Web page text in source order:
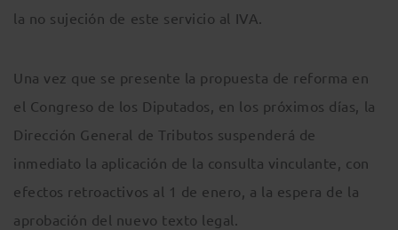
la no sujeción de este servicio al IVA.
Una vez que se presente la propuesta de reforma en
el Congreso de los Diputados, en los próximos días, la
Dirección General de Tributos suspenderá de
inmediato la aplicación de la consulta vinculante, con
efectos retroactivos al 1 de enero, a la espera de la
aprobación del nuevo texto legal.